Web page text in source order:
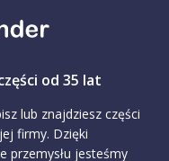
od 35 lat
lub znajdziesz części
firmy. Dzięki
przemysłu jesteśmy